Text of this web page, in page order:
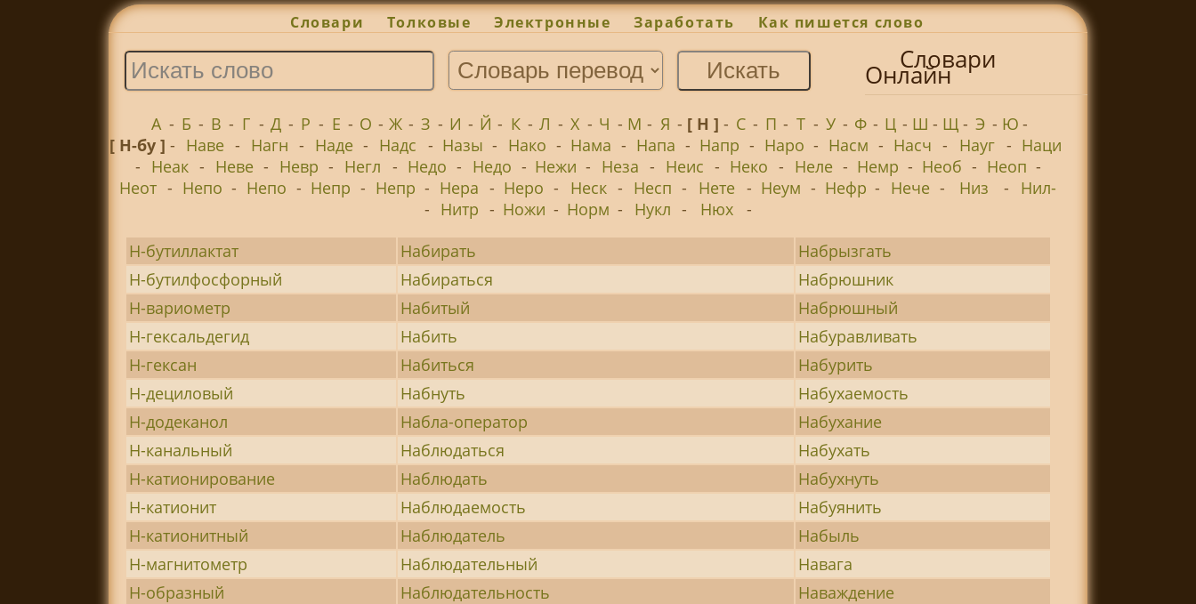
Словари Толковые Электронные Заработать Как пишется слово
Словари
Онлайн
А - Б - В - Г - Д - Р - Е - О - Ж - З - И - Й - К - Л - Х - Ч - М - Я - [ Н ] - С - П - Т - У - Ф - Ц - Ш - Щ- Э - Ю-
[ Н-бу ]- Наве - Нагн - Наде - Надс - Назы - Нако - Нама - Напа - Напр - Наро - Насм - Насч - Науг - Наци
- Неак - Неве - Невр - Негл - Недо - Недо - Нежи - Неза - Неис - Неко - Неле - Немр - Необ - Неоп -
Неот - Непо - Непо - Непр - Непр - Нера - Неро - Неск - Несп - Нете - Неум - Нефр - Нече - Низ -
Нил-
- Нитр - Ножи - Норм - Нукл - Нюх
-
Н-бутиллактат
Набирать
Набрызгать
Н-бутилфосфорный
Набираться
Набрюшник
Н-вариометр
Набитый
Набрюшный
Н-гексальдегид
Набить
Набуравливать
Н-гексан
Набиться
Набурить
Н-дециловый
Набнуть
Набухаемость
Н-додеканол
Набла-оператор
Набухание
Н-канальный
Наблюдаться
Набухать
Н-катионирование
Наблюдать
Набухнуть
Н-катионит
Наблюдаемость
Набуянить
Н-катионитный
Наблюдатель
Набыль
Н-магнитометр
Наблюдательный
Навага
Н-образный
Наблюдательность
Наваждение